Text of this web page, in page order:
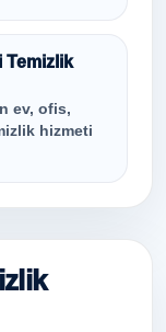
Temizlik
ev, ofis,
hizmeti